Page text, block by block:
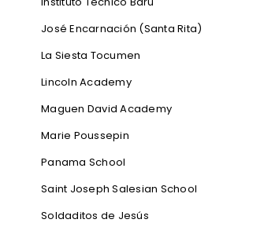
José Encarnación (Santa Rita)
La Siesta Tocumen
Lincoln Academy
Maguen David Academy
Marie Poussepin
Panama School
Saint Joseph Salesian School
Soldaditos de Jesús